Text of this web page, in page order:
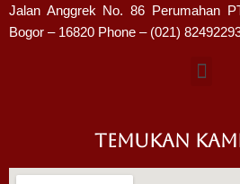
Jalan Anggrek No. 86 Perumahan
Bogor – 16820 Phone – (021)
TEMUKAN